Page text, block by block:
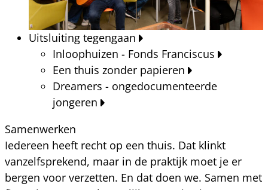
Uitsluiting tegengaan
Inloophuizen - Fonds Franciscus
Een thuis zonder papieren
Dreamers - ongedocumenteerde
jongeren
Samenwerken
Iedereen heeft recht op een thuis. Dat klinkt
vanzelfsprekend, maar in de praktijk moet je er
bergen voor verzetten. En dat doen we. Samen met